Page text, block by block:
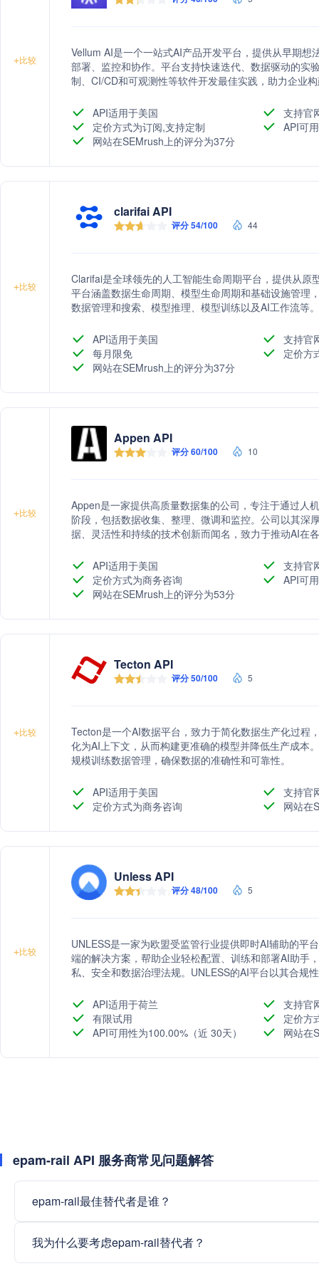
+比较
Vellum AI是一个一站式AI产品开发平台，提供从早期
部署、监控和协作。平台支持快速迭代、数据驱动的实
制、CI/CD和可观测性等软件开发最佳实践，助力企业
API适用于美国
支持官
定价方式为订阅,支持定制
API可
网站在SEMrush上的评分为37分
+比较
clarifai API
评分 54/100 44
Clarifai是全球领先的人工智能生命周期平台，提供从原
平台涵盖数据生命周期、模型生命周期和基础设施管理
数据管理和搜索、模型推理、模型训练以及AI工作流等
API适用于美国
支持官
每月限免
定价方
网站在SEMrush上的评分为37分
+比较
Appen API
评分 60/100 10
Appen是一家提供高质量数据集的公司，专注于通过人
阶段，包括数据收集、整理、微调和监控。公司以其深
据、灵活性和持续的技术创新而闻名，致力于推动AI在
API适用于美国
支持官
定价方式为商务咨询
API可
网站在SEMrush上的评分为53分
+比较
Tecton API
评分 50/100 5
Tecton是一个AI数据平台，致力于简化数据生产化过程
化为AI上下文，从而构建更准确的模型并降低生产成本
规模训练数据管理，确保数据的准确性和可靠性。
API适用于美国
支持官
定价方式为商务咨询
网站在
+比较
Unless API
评分 48/100 5
UNLESS是一家为欧盟受监管行业提供即时AI辅助的平
端的解决方案，帮助企业轻松配置、训练和部署AI助手
私、安全和数据治理法规。UNLESS的AI平台以其合规
API适用于荷兰
支持官
有限试用
定价方
API可用性为100.00%（近 30天）
网站在
epam-rail API 服务商常见问题解答
epam-rail最佳替代者是谁？
我为什么要考虑epam-rail替代者？